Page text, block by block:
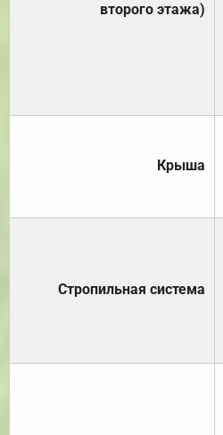
второго этажа)
Крыша
Стропильная система